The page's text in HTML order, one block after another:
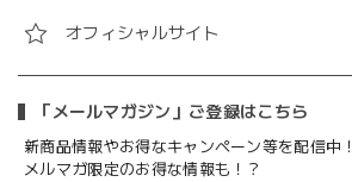
オフィシャルサイト
「メールマガジン」ご登録はこちら
新商品情報やお得なキャンペーン等を配信中！
メルマガ限定のお得な情報も！？